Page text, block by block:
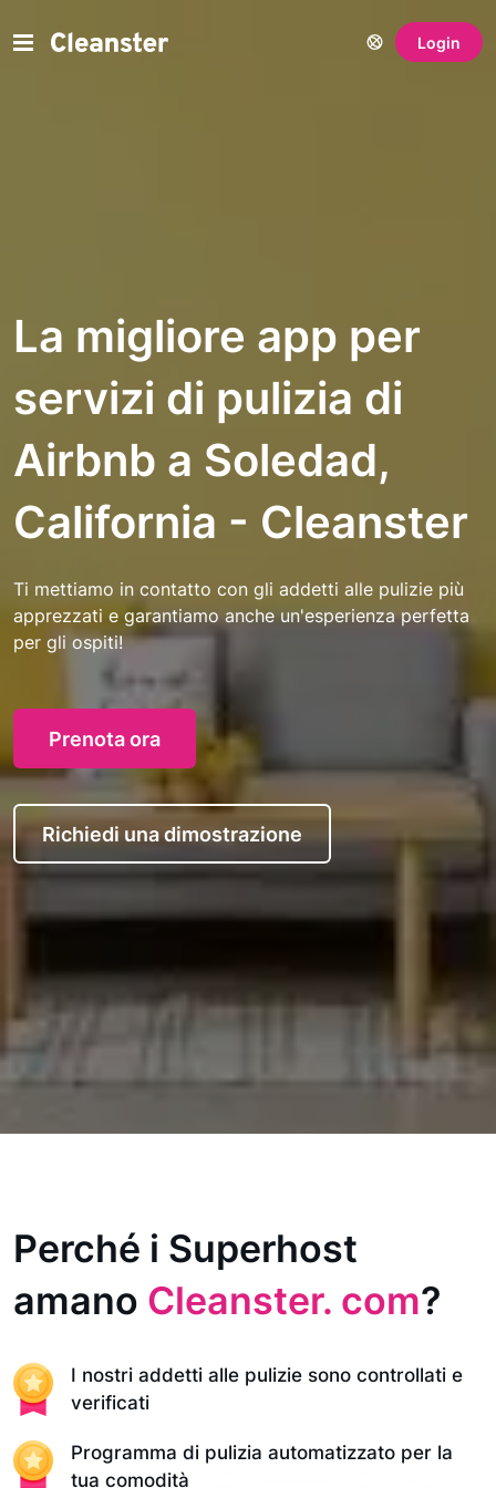
Login
La migliore app per
servizi di pulizia di
Airbnb a Soledad,
California - Cleanster
Ti mettiamo in contatto con gli addetti alle pulizie più
apprezzati e garantiamo anche un'esperienza perfetta
per gli ospiti!
Prenota ora
Richiedi una dimostrazione
Perché i Superhost
amano Cleanster. com?
I nostri addetti alle pulizie sono controllati e
verificati
Programma di pulizia automatizzato per la
tua comodità